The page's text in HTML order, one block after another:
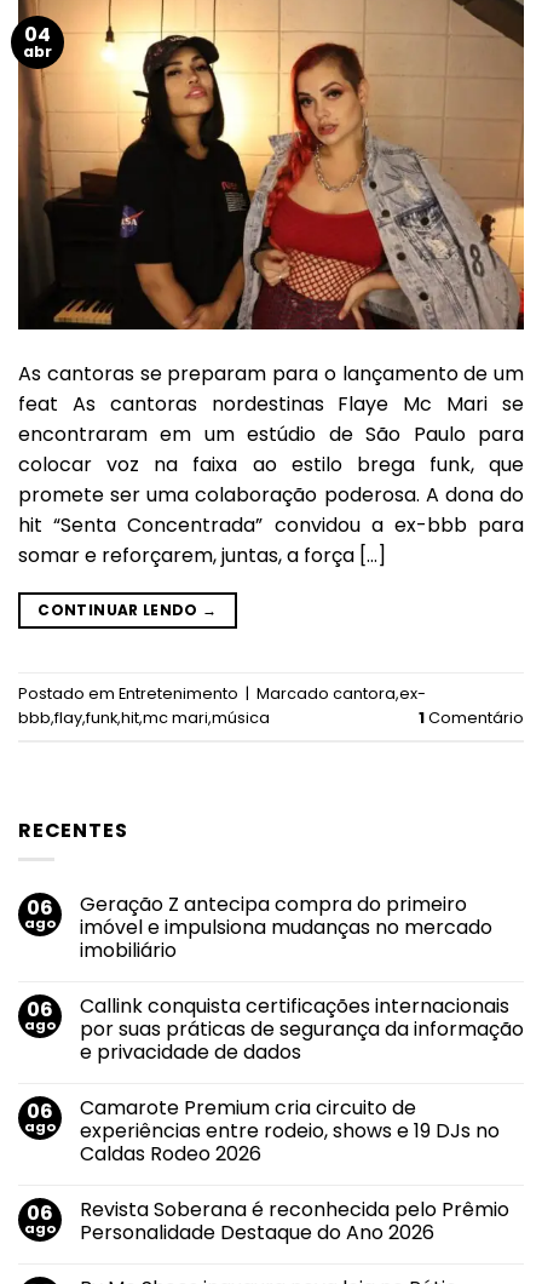
RECENTES
06
ago
Geração Z antecipa compra do primeiro
imóvel e impulsiona mudanças no mercado
imobiliário
em
Geração
Z
antecipa
compra
primeiro
imóvel
e
impulsiona
mudanças
imobiliário
06
ago
Callink conquista certificações internacionais
por suas práticas de segurança da informação
e privacidade de dados
em
Callink
conquista
certificações
suas
práticas
de
06
ago
Camarote Premium cria circuito de
experiências entre rodeio, shows e 19 DJs no
Caldas Rodeo 2026
em
Camarote
Premium
06
ago
Revista Soberana é reconhecida pelo Prêmio
Personalidade Destaque do Ano 2026
04
abr
As cantoras se preparam para o lançamento de um
feat As cantoras nordestinas Flaye Mc Mari se
encontraram em um estúdio de São Paulo para
colocar voz na faixa ao estilo brega funk, que
promete ser uma colaboração poderosa. A dona do
hit “Senta Concentrada” convidou a ex-bbb para
somar e reforçarem, juntas, a força […]
CONTINUAR LENDO →
Postado em Entretenimento | Marcado cantora,ex-
bbb,flay,funk,hit,mc mari,música 1Comentário